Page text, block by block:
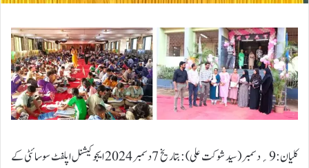
کلیان:9؍دسمبر ( سید شوکت علی) : بتاریخ 7دسمبر 2024 ایجوکیشنل اپلفٹ سوسائٹی کے